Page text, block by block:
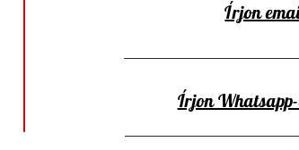
Írjon
Írjon